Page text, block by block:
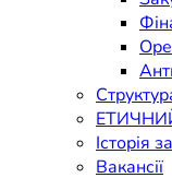
Історія
Вакансії